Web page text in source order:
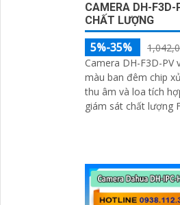
CAMERA DH-F3D-
CHẤT LƯỢNG
5%-35%
Camera DH-F3D-PV
màu ban đêm chip
thu âm và loa tích
giám sát chất lượng